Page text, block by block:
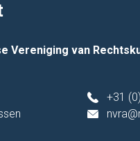
Vereniging van
+31